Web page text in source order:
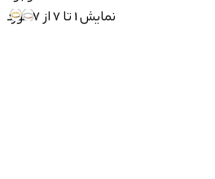
نمایش 1 تا 7 از 7 مورد